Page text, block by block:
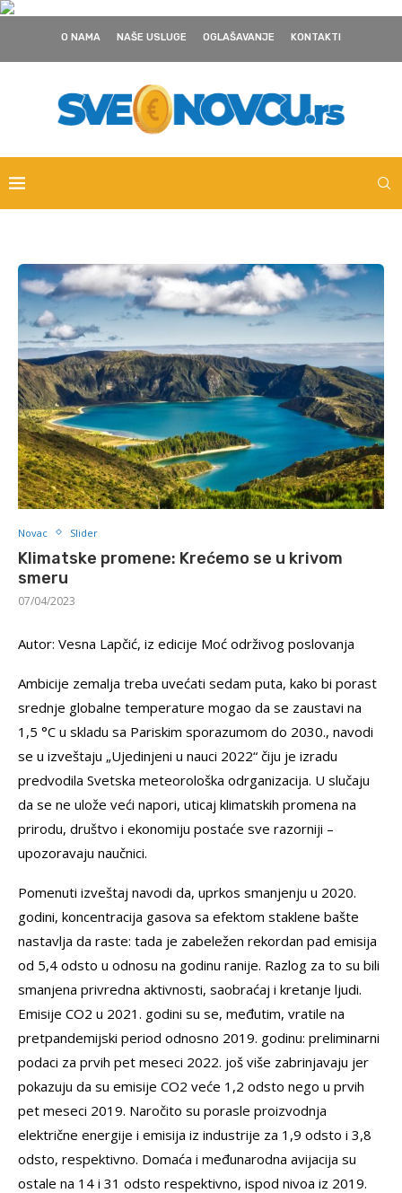
O NAMA NAŠE USLUGE OGLAŠAVANJE KONTAKTI
Novac Slider
Klimatske promene: Krećemo se u krivom
smeru
07/04/2023
Autor: Vesna Lapčić, iz edicije Moć održivog poslovanja
Ambicije zemalja treba uvećati sedam puta, kako bi porast
srednje globalne temperature mogao da se zaustavi na
1,5 °C u skladu sa Pariskim sporazumom do 2030., navodi
se u izveštaju „Ujedinjeni u nauci 2022“ čiju je izradu
predvodila Svetska meteorološka odrganizacija. U slučaju
da se ne ulože veći napori, uticaj klimatskih promena na
prirodu, društvo i ekonomiju postaće sve razorniji –
upozoravaju naučnici.
Pomenuti izveštaj navodi da, uprkos smanjenju u 2020.
godini, koncentracija gasova sa efektom staklene bašte
nastavlja da raste: tada je zabeležen rekordan pad emisija
od 5,4 odsto u odnosu na godinu ranije. Razlog za to su bili
smanjena privredna aktivnosti, saobraćaj i kretanje ljudi.
Emisije CO2 u 2021. godini su se, međutim, vratile na
pretpandemijski period odnosno 2019. godinu: preliminarni
podaci za prvih pet meseci 2022. još više zabrinjavaju jer
pokazuju da su emisije CO2 veće 1,2 odsto nego u prvih
pet meseci 2019. Naročito su porasle proizvodnja
električne energije i emisija iz industrije za 1,9 odsto i 3,8
odsto, respektivno. Domaća i međunarodna avijacija su
ostale na 14 i 31 odsto respektivno, ispod nivoa iz 2019.